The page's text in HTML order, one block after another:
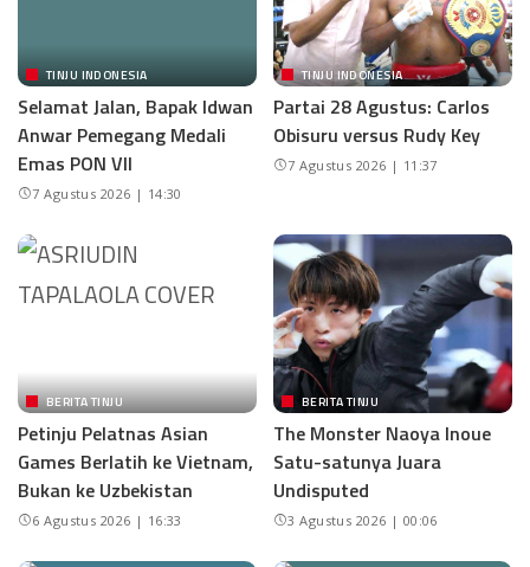
TINJU INDONESIA
Selamat Jalan, Bapak Idwan
Anwar Pemegang Medali
Emas PON VII
7 Agustus 2026 | 14:30
TINJU INDONESIA
Partai 28 Agustus: Carlos
Obisuru versus Rudy Key
7 Agustus 2026 | 11:37
BERITA TINJU
Petinju Pelatnas Asian
Games Berlatih ke Vietnam,
Bukan ke Uzbekistan
6 Agustus 2026 | 16:33
BERITA TINJU
The Monster Naoya Inoue
Satu-satunya Juara
Undisputed
3 Agustus 2026 | 00:06